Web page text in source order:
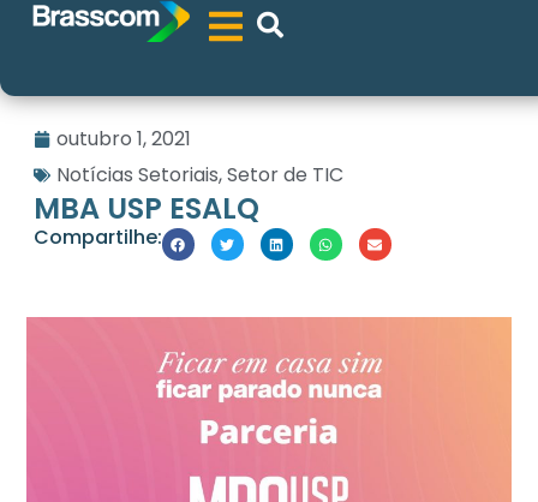
outubro 1, 2021
Notícias Setoriais,Setor de TIC
MBA USP ESALQ
Compartilhe: